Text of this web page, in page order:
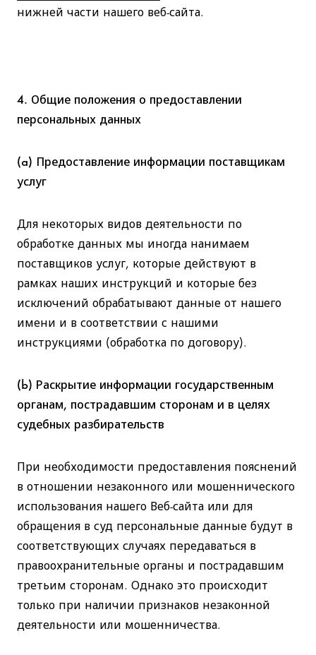
нижней части нашего веб-сайта.
4. Общие положения о предоставлении
персональных данных
(a) Предоставление информации поставщикам
услуг
Для некоторых видов деятельности по
обработке данных мы иногда нанимаем
поставщиков услуг, которые действуют в
рамках наших инструкций и которые без
исключений обрабатывают данные от нашего
имени и в соответствии с нашими
инструкциями (обработка по договору).
(b) Раскрытие информации государственным
органам, пострадавшим сторонам и в целях
судебных разбирательств
При необходимости предоставления пояснений
в отношении незаконного или мошеннического
использования нашего Веб-сайта или для
обращения в суд персональные данные будут в
соответствующих случаях передаваться в
правоохранительные органы и пострадавшим
третьим сторонам. Однако это происходит
только при наличии признаков незаконной
деятельности или мошенничества.